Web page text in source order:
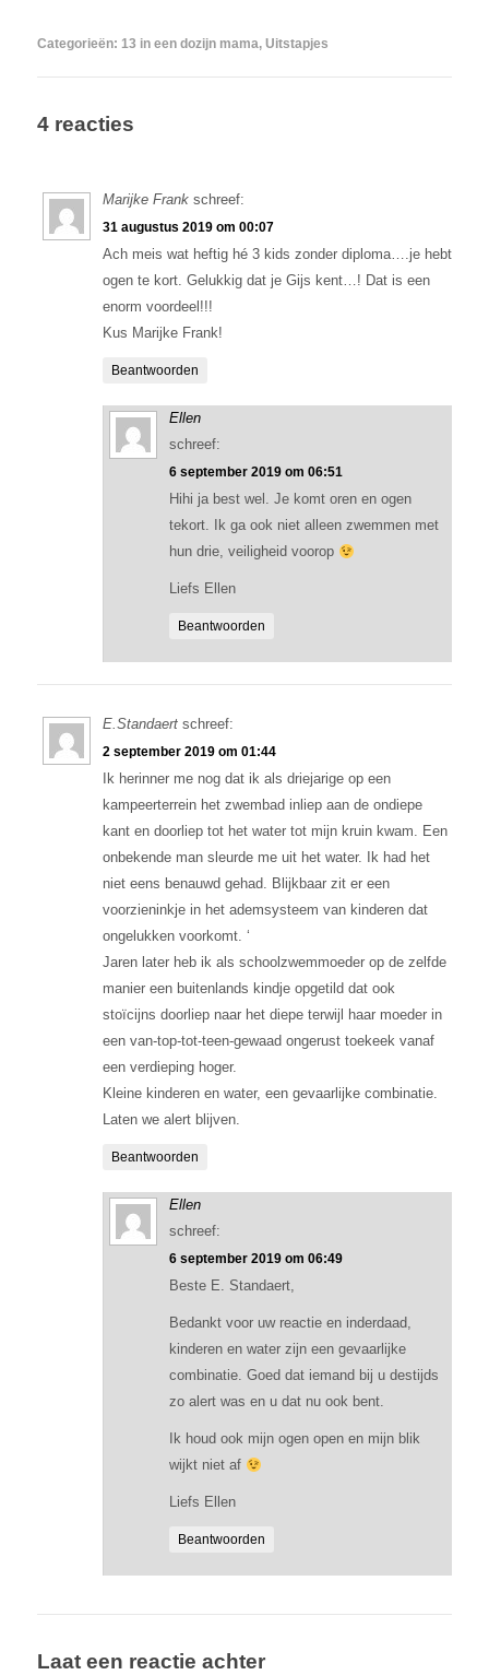
Categorieën: 13 in een dozijn mama, Uitstapjes
4 reacties
Marijke Frank schreef:
31 augustus 2019 om 00:07
Ach meis wat heftig hé 3 kids zonder diploma….je hebt
ogen te kort. Gelukkig dat je Gijs kent…! Dat is een
enorm voordeel!!!
Kus Marijke Frank!
Beantwoorden
Ellen
schreef:
6 september 2019 om 06:51
Hihi ja best wel. Je komt oren en ogen
tekort. Ik ga ook niet alleen zwemmen met
hun drie, veiligheid voorop
Liefs Ellen
Beantwoorden
E.Standaert schreef:
2 september 2019 om 01:44
Ik herinner me nog dat ik als driejarige op een
kampeerterrein het zwembad inliep aan de ondiepe
kant en doorliep tot het water tot mijn kruin kwam. Een
onbekende man sleurde me uit het water. Ik had het
niet eens benauwd gehad. Blijkbaar zit er een
voorzieninkje in het ademsysteem van kinderen dat
ongelukken voorkomt. ‘
Jaren later heb ik als schoolzwemmoeder op de zelfde
manier een buitenlands kindje opgetild dat ook
stoïcijns doorliep naar het diepe terwijl haar moeder in
een van-top-tot-teen-gewaad ongerust toekeek vanaf
een verdieping hoger.
Kleine kinderen en water, een gevaarlijke combinatie.
Laten we alert blijven.
Beantwoorden
Ellen
schreef:
6 september 2019 om 06:49
Beste E. Standaert,
Bedankt voor uw reactie en inderdaad,
kinderen en water zijn een gevaarlijke
combinatie. Goed dat iemand bij u destijds
zo alert was en u dat nu ook bent.
Ik houd ook mijn ogen open en mijn blik
wijkt niet af
Liefs Ellen
Beantwoorden
Laat een reactie achter